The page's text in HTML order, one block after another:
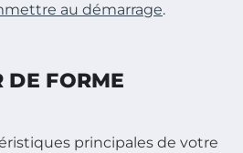
au démarrage.
DE FORME
principales de votre